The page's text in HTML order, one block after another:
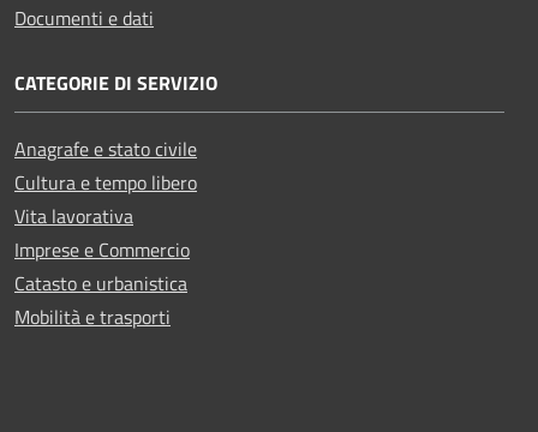
Documenti e dati
CATEGORIE DI SERVIZIO
Anagrafe e stato civile
Cultura e tempo libero
Vita lavorativa
Imprese e Commercio
Catasto e urbanistica
Mobilità e trasporti